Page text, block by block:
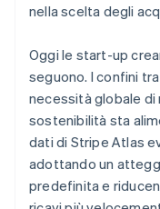
nella scelta degli
Oggi le start-up
seguono. I confini
necessità globale di
sostenibilità sta
dati di Stripe Atlas
adottando un
predefinita e